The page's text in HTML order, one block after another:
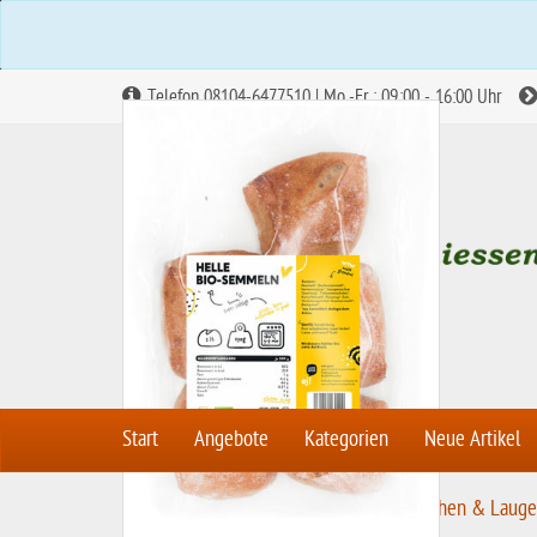
Telefon 08104-6477510 | Mo.-Fr.: 09:00 - 16:00 Uhr
Start Angebote Kategorien Neue Artikel
Frisches Brot & Gebäck Brötchen &